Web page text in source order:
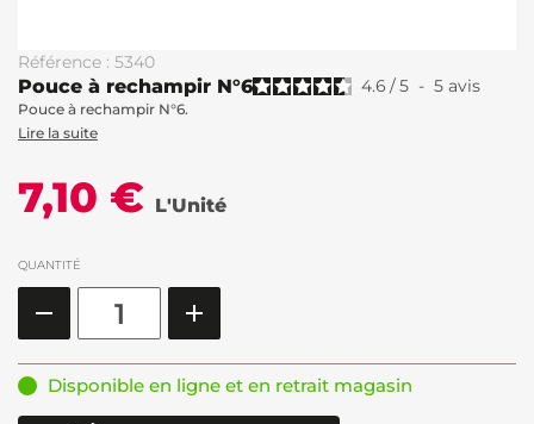
Référence : 5340
Pouce à rechampir N°6 4.6 /5 - 5 avis
Pouce à rechampir N°6.
Lire la suite
7,10 € L'Unité
QUANTITÉ
Disponible en ligne et en retrait magasin